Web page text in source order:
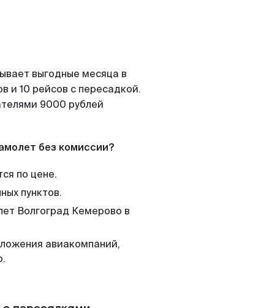
выгодные месяца в
и 10 рейсов с пересадкой.
9000 рублей
без комиссии?
по цене.
пунктов.
Волгоград Кемерово в
авиакомпаний,